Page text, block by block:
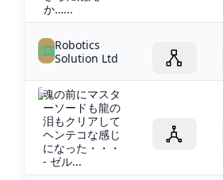
か…...
Robotics
Solution Ltd
魂の前にマスタ
ーソードも龍の
泪もクリアして
ヘンテコな感じ
になった・・・
- ゼル...